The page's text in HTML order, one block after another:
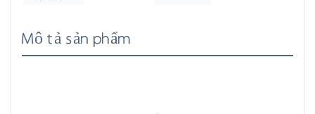
Mô tả sản phẩm